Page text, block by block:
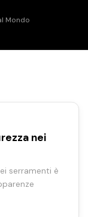
Mondo
nei
serramenti è